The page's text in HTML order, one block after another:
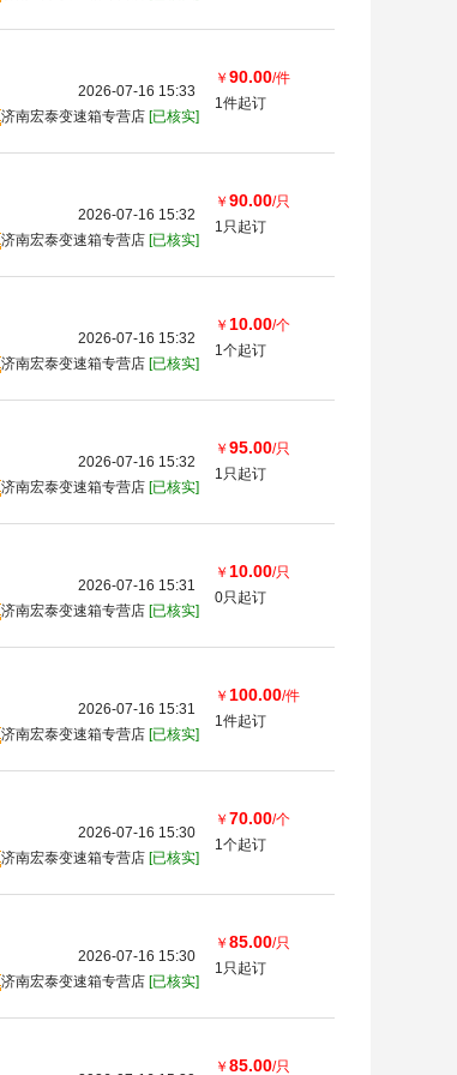
2026-07-16 15:33
济南宏泰变速箱专营店 [已核实]
￥ 90.00/件
1件起订
2026-07-16 15:32
济南宏泰变速箱专营店 [已核实]
￥ 90.00/只
1只起订
2026-07-16 15:32
济南宏泰变速箱专营店 [已核实]
￥ 10.00/个
1个起订
2026-07-16 15:32
济南宏泰变速箱专营店 [已核实]
￥ 95.00/只
1只起订
2026-07-16 15:31
济南宏泰变速箱专营店 [已核实]
￥ 10.00/只
0只起订
2026-07-16 15:31
济南宏泰变速箱专营店 [已核实]
￥ 100.00/件
1件起订
2026-07-16 15:30
济南宏泰变速箱专营店 [已核实]
￥ 70.00/个
1个起订
2026-07-16 15:30
济南宏泰变速箱专营店 [已核实]
￥ 85.00/只
1只起订
￥ 85.00/只